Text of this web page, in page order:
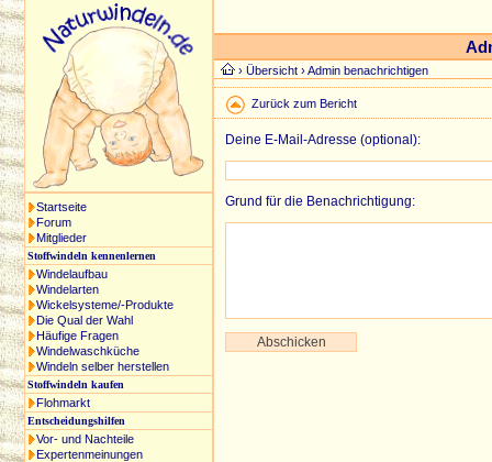
Startseite
Forum
Mitglieder
Stoffwindeln kennenlernen
Windelaufbau
Windelarten
Wickelsysteme/-Produkte
Die Qual der Wahl
Häufige Fragen
Windelwaschküche
Windeln selber herstellen
Stoffwindeln kaufen
Flohmarkt
Entscheidungshilfen
Vor- und Nachteile
Expertenmeinungen
›Übersicht › Admin benachrichtigen
Zurück zum Bericht
Deine E-Mail-Adresse (optional):
Grund für die Benachrichtigung: